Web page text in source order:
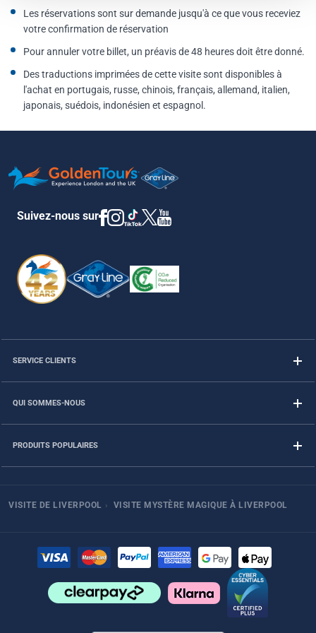
Les réservations sont sur demande jusqu'à ce que vous receviez
votre confirmation de réservation
Pour annuler votre billet, un préavis de 48 heures doit être donné.
Des traductions imprimées de cette visite sont disponibles à
l'achat en portugais, russe, chinois, français, allemand, italien,
japonais, suédois, indonésien et espagnol.
Suivez-nous sur
SERVICE CLIENTS
QUI SOMMES-NOUS
PRODUITS POPULAIRES
VISITE DE LIVERPOOL › VISITE MYSTÈRE MAGIQUE À LIVERPOOL